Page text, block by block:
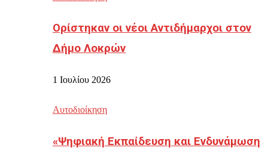
Ορίστηκαν οι νέοι Αντιδήμαρχοι στον
Δήμο Λοκρών
1 Ιουλίου 2026
Αυτοδιοίκηση
«Ψηφιακή Εκπαίδευση και Ενδυνάμωση